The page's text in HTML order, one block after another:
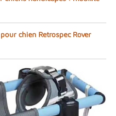
chien Retrospec Rover